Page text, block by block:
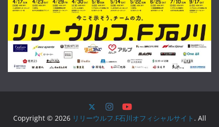
Copyright © 2026 リリーウルフ.F石川オフィシャルサイト . All